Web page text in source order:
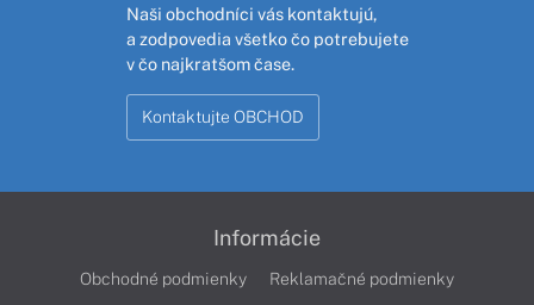
Naši obchodníci vás kontaktujú,
a zodpovedia všetko čo potrebujete
v čo najkratšom čase.
Kontaktujte OBCHOD
Informácie
Obchodné podmienky
Reklamačné podmienky